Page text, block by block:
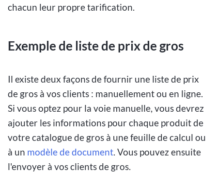
chacun leur propre tarification.
Exemple de liste de prix de gros
Il existe deux façons de fournir une liste de prix
de gros à vos clients : manuellement ou en ligne.
Si vous optez pour la voie manuelle, vous devrez
ajouter les informations pour chaque produit de
votre catalogue de gros à une feuille de calcul ou
à un modèle de document. Vous pouvez ensuite
l'envoyer à vos clients de gros.